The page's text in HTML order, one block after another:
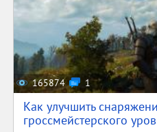
165874 1
Как улучшить
гроссмейстерского